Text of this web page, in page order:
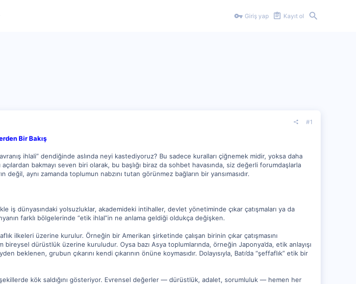
Giriş yap Kayıt ol
#1
Bir Bakış
ihlali” dendiğinde aslında neyi kastediyoruz? Bu sadece kuralları çiğnemek midir, yoksa daha
bakmayı seven biri olarak, bu başlığı biraz da sohbet havasında, siz değerli forumdaşlarla
değil, aynı zamanda toplumun nabzını tutan görünmez bağların bir yansımasıdır.
iş dünyasındaki yolsuzluklar, akademideki intihaller, devlet yönetiminde çıkar çatışmaları ya da
farklı bölgelerinde “etik ihlal”in ne anlama geldiği oldukça değişken.
ilkeleri üzerine kurulur. Örneğin bir Amerikan şirketinde çalışan birinin çıkar çatışmasını
dürüstlük üzerine kuruludur. Oysa bazı Asya toplumlarında, örneğin Japonya’da, etik anlayışı
grubun çıkarını kendi çıkarının önüne koymasıdır. Dolayısıyla, Batı’da “şeffaflık” etik bir
kök saldığını gösteriyor. Evrensel değerler — dürüstlük, adalet, sorumluluk — hemen her